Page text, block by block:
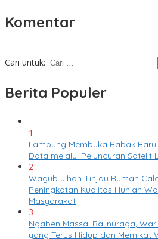
Komentar
Cari untuk:
Berita Populer
1
Lampung Membuka Babak
Data melalui Peluncuran Satelit
2
Wagub Jihan Tinjau Rumah
Peningkatan Kualitas Hunian
Masyarakat
3
Ngaben Massal Balinuraga,
yang Terus Hidup dan Memikat